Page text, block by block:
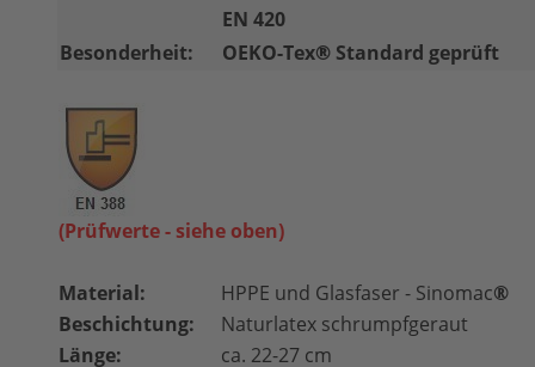
EN 420
Besonderheit:
OEKO-Tex® Standard geprüft
(Prüfwerte - siehe oben)
Material: HPPE und Glasfaser - Sinomac®
Beschichtung:
Naturlatex schrumpfgeraut
Länge:
ca. 22-27 cm